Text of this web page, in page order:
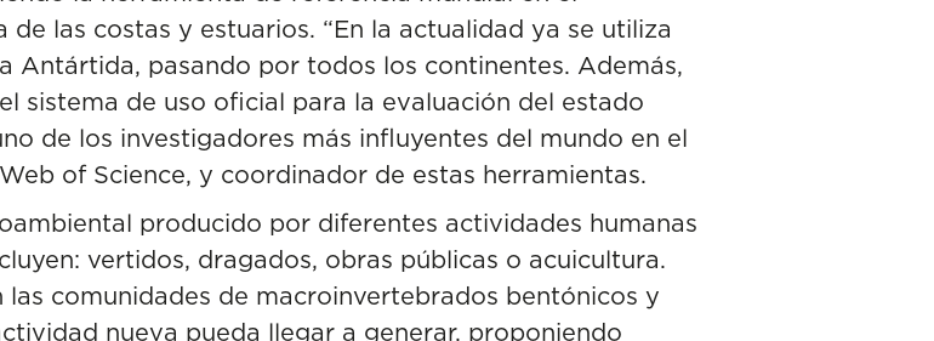
las costas y estuarios. “En la actualidad ya se utiliza
Antártida, pasando por todos los continentes. Además,
sistema de uso oficial para la evaluación del estado
de los investigadores más influyentes del mundo en el
of Science, y coordinador de estas herramientas.
producido por diferentes actividades humanas
vertidos, dragados, obras públicas o acuicultura.
comunidades de macroinvertebrados bentónicos y
nueva pueda llegar a generar, proponiendo